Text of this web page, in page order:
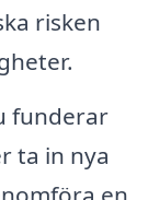
risken
funderar
ta in nya